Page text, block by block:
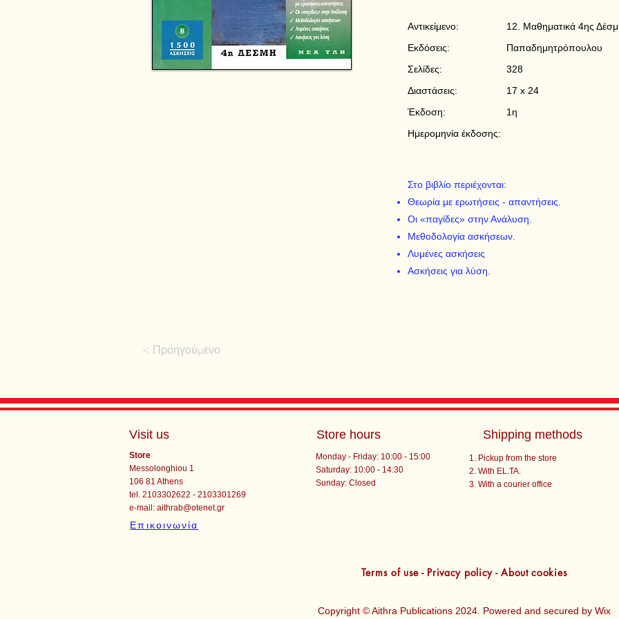
Αντικείμενο:
12. Μαθηματικά 4ης
Εκδόσεις:
Παπαδημητρόπουλου
Σελίδες:
328
Διαστάσεις:
17 x 24
Έκδοση:
1η
Ημερομηνία έκδοσης:
Στο βιβλίο περιέχονται:
Θεωρία με ερωτήσεις - απαντήσεις.
Οι «παγίδες» στην Ανάλυση.
Μεθοδολογία ασκήσεων.
Λυμένες ασκήσεις
Ασκήσεις για λύση.
< Προηγούμενο
Visit us
Store
Messolonghiou 1
106 81 Athens
tel. 2103302622 - 2103301269
e-mail:aithrab@otenet.gr
Επικοινωνία
Store hours
Monday - Friday: 10:00 - 15:00
Saturday: 10:00 - 14:30
​Sunday: Closed
Shipping methods
Pickup from the store
With EL.TA.
With a courier office
Terms of use - Privacy policy - About cookies
Copyright © Aithra Publications 2024. Powered and secured by Wix